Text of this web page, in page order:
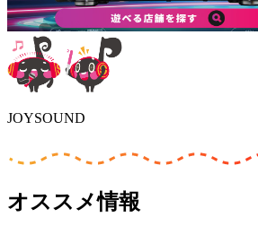
JOYSOUND
オススメ情報